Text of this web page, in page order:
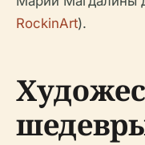
RockinArt).